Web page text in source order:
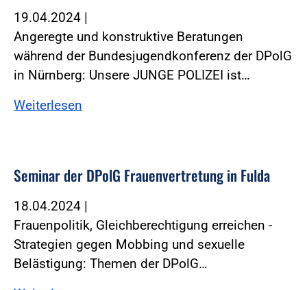
19.04.2024 |
Angeregte und konstruktive Beratungen
während der Bundesjugendkonferenz der DPolG
in Nürnberg: Unsere JUNGE POLIZEI ist…
Weiterlesen
Seminar der DPolG Frauenvertretung in Fulda
18.04.2024 |
Frauenpolitik, Gleichberechtigung erreichen -
Strategien gegen Mobbing und sexuelle
Belästigung: Themen der DPolG…